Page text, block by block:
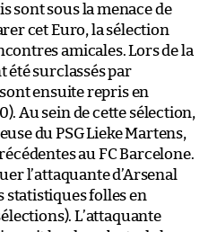
sont sous la menace de
cet Euro, la sélection
amicales. Lors de la
été surclassés par
sont ensuite repris en
Au sein de cette sélection,
du PSG Lieke Martens,
au FC Barcelone.
l’attaquante d’Arsenal
statistiques folles en
L’attaquante